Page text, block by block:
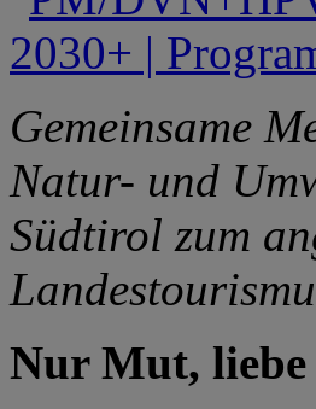
Gemeinsame
Natur- und
Südtirol zum
Nur Mut,